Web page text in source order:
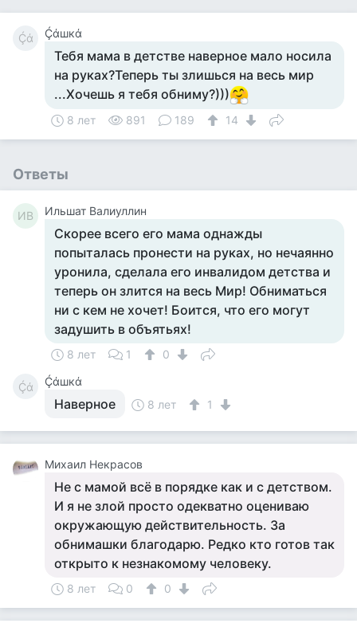
Ḉά Ḉάшкά
Тебя мама в детстве наверное мало носила
на руках?Теперь ты злишься на весь мир
...Хочешь я тебя обниму?)))
8 лет 891 189 14
Ответы
ИВ Ильшат Валиуллин
Скорее всего его мама однажды
попыталась пронести на руках, но нечаянно
уронила, сделала его инвалидом детства и
теперь он злится на весь Мир! Обниматься
ни с кем не хочет! Боится, что его могут
задушить в объятьях!
8 лет 1 0
Ḉά Ḉάшкά
Наверное 8 лет 1
Михаил Некрасов
Не с мамой всё в порядке как и с детством.
И я не злой просто одекватно оцениваю
окружающую действительность. За
обнимашки благодарю. Редко кто готов так
открыто к незнакомому человеку.
8 лет 0 0